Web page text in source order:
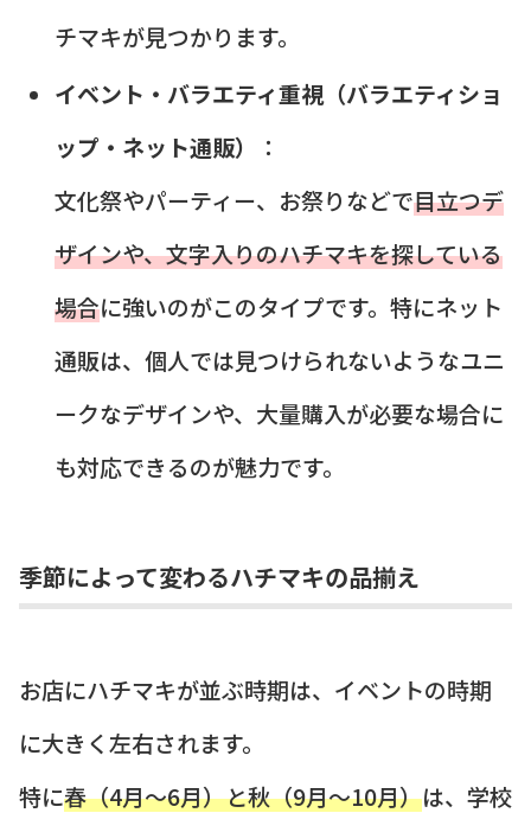
チマキが見つかります。
イベント・バラエティ重視（バラエティショ
ップ・ネット通販）
：
文化祭やパーティー、お祭りなどで目立つデ
ザインや、文字入りのハチマキを探している
場合に強いのがこのタイプです。特にネット
通販は、個人では見つけられないようなユニ
ークなデザインや、大量購入が必要な場合に
も対応できるのが魅力です。
季節によって変わるハチマキの品揃え
お店にハチマキが並ぶ時期は、イベントの時期
に大きく左右されます。
特に春（4月〜6月）と秋（9月〜10月）は、学校